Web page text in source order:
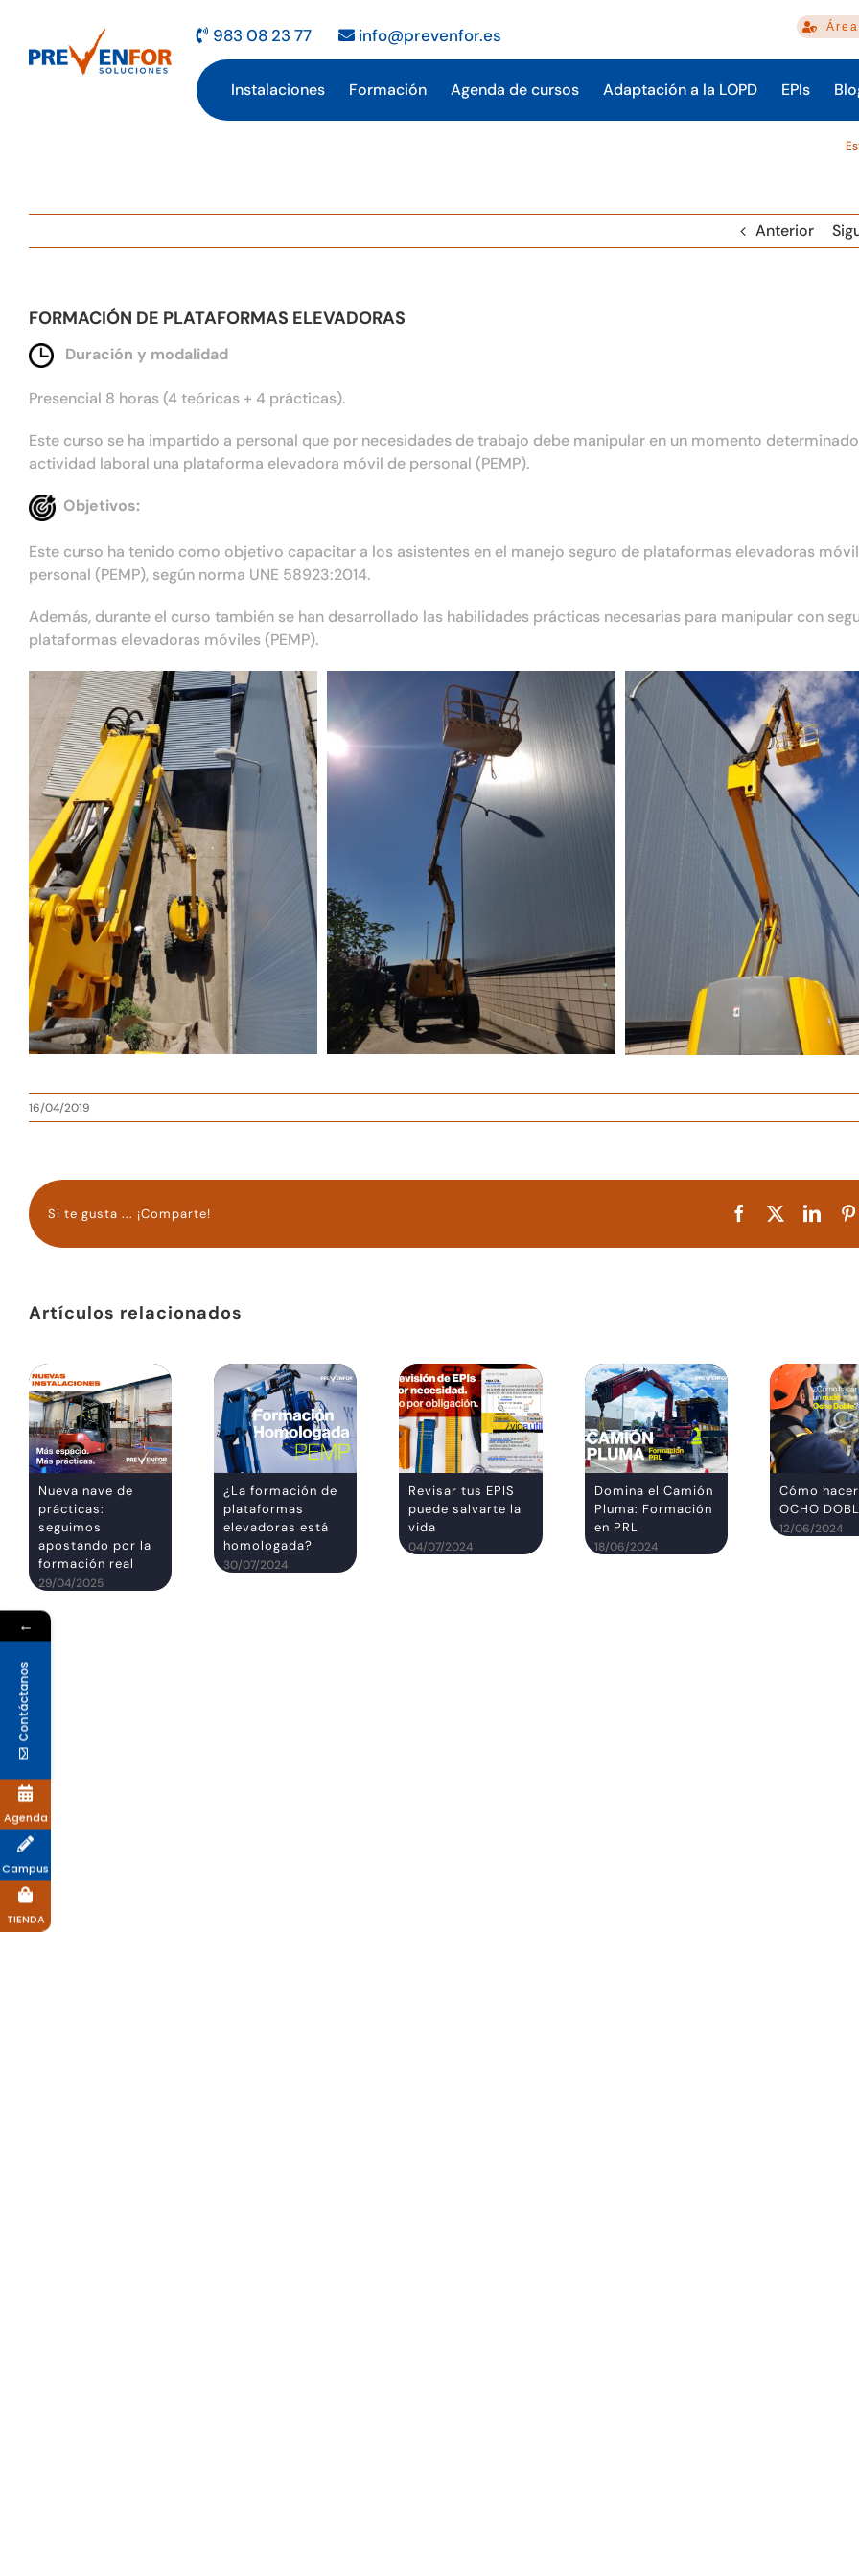
contenido
983 08 23 77 info@prevenfor.es
Instalaciones Formación Agenda de cursos Adaptación a la LOPD EPIs
Anterior
FORMACIÓN DE PLATAFORMAS ELEVADORAS
Duración y modalidad
Presencial 8 horas (4 teóricas + 4 prácticas).
Este curso se ha impartido a personal que por necesidades de trabajo debe manipular en un momento
actividad laboral una plataforma elevadora móvil de personal (PEMP).
Objetivos:
Este curso ha tenido como objetivo capacitar a los asistentes en el manejo seguro de plataformas elevadoras
personal (PEMP), según norma UNE 58923:2014.
Además, durante el curso también se han desarrollado las habilidades prácticas necesarias para manipular con
plataformas elevadoras móviles (PEMP).
16/04/2019
Si te gusta ... ¡Comparte! Facebook
Artículos relacionados
Nueva nave de
prácticas:
seguimos
apostando por la
formación real
29/04/2025
¿La formación de
plataformas
elevadoras está
homologada?
30/07/2024
Revisar tus EPIS
puede salvarte la
vida
04/07/2024
Domina el Camión
Pluma: Formación
en PRL
18/06/2024
Cómo
OCHO
12/06/2024
←
Contáctanos
Agenda
Campus
TIENDA